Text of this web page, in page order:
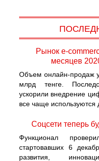
Рынок e-
месяцев
Объем онлайн-продаж
млрд тенге.
ускорили внедрение
все чаще используются
Cоцсети теперь
Функционал
стартовавших 6
развития,